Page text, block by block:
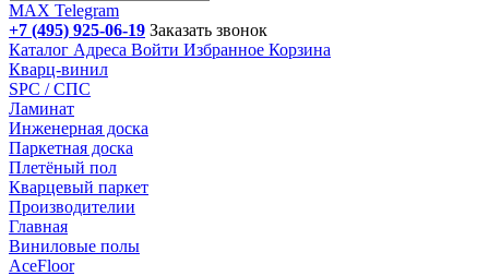
MAX Telegram
+7 (495) 925-06-19 Заказать звонок
Каталог Адреса Войти Избранное Корзина
Кварц-винил
SPC / СПС
Ламинат
Инженерная доска
Паркетная доска
Плетёный пол
Кварцевый паркет
Производителии
Главная
Виниловые полы
AceFloor